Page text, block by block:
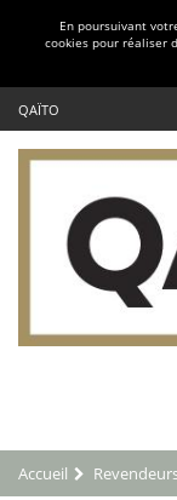
En poursuivant
cookies pour réaliser
QAÏTO
Accueil